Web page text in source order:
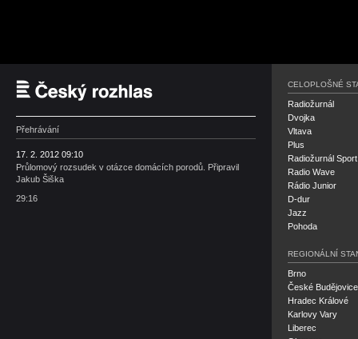
Přehrávání
17. 2. 2012 09:10
Průlomový rozsudek v otázce domácích porodů. Připravil
Jakub Šiška
29:16
CELOPLOŠNÉ
Radiožurnál
Dvojka
Vltava
Plus
Radiožurnál Sport
Radio Wave
Rádio Junior
D-dur
Jazz
Pohoda
REGIONÁLNÍ
Brno
České Budějovice
Hradec Králové
Karlovy Vary
Liberec